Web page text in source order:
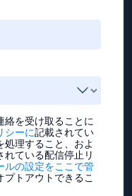
絡を受け取ることに
シーに記載されてい
処理すること、およ
ている配信停止リ
ルの設定をここで管
プトアウトできるこ